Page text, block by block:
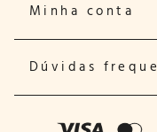
Minha conta
Dúvidas